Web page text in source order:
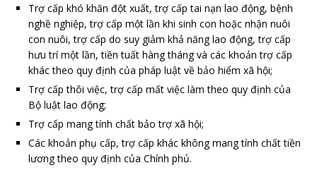
Trợ cấp khó khăn đột xuất, trợ cấp tai nạn lao động, bệnh
nghề nghiệp, trợ cấp một lần khi sinh con hoặc nhận nuôi
con nuôi, trợ cấp do suy giảm khả năng lao động, trợ cấp
hưu trí một lần, tiền tuất hàng tháng và các khoản trợ cấp
khác theo quy định của pháp luật về bảo hiểm xã hội;
Trợ cấp thôi việc, trợ cấp mất việc làm theo quy định của
Bộ luật lao động;
Trợ cấp mang tính chất bảo trợ xã hội;
Các khoản phụ cấp, trợ cấp khác không mang tính chất tiền
lương theo quy định của Chính phủ.